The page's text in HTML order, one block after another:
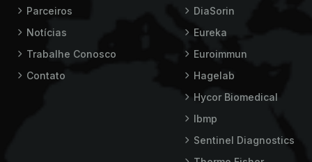
Parceiros
Notícias
Trabalhe Conosco
Contato
DiaSorin
Eureka
Euroimmun
Hagelab
Hycor Biomedical
Ibmp
Sentinel Diagnostics